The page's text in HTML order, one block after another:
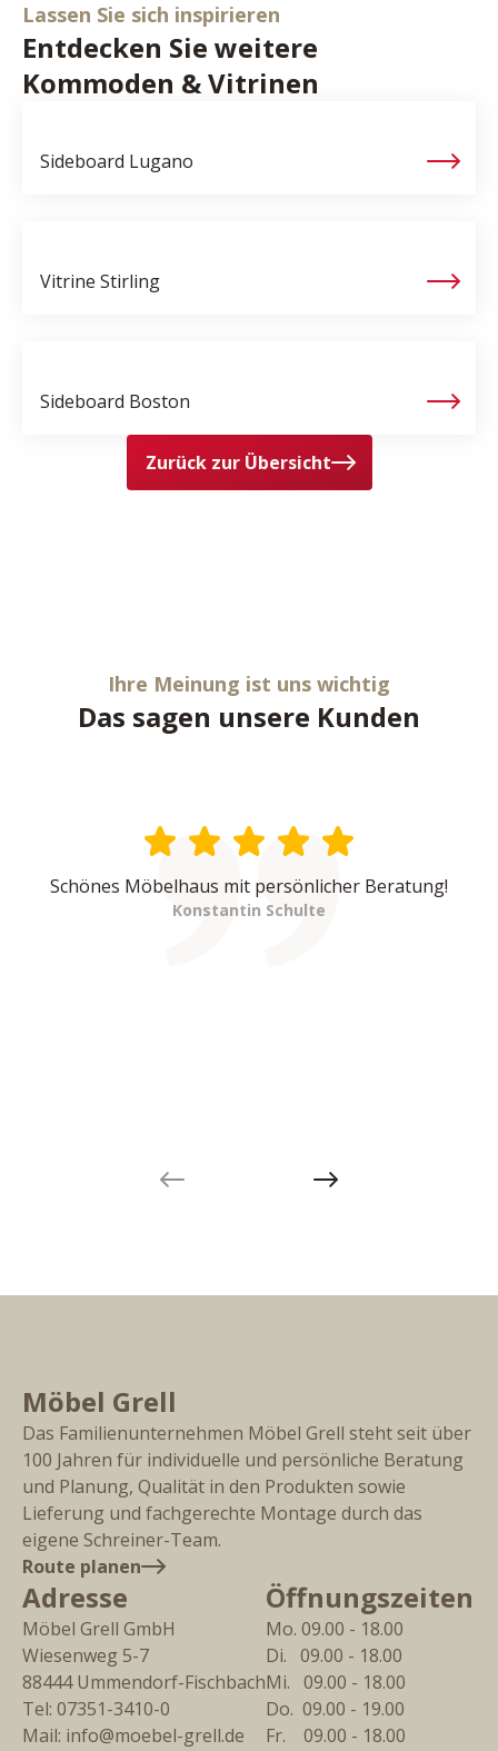
Lassen Sie sich inspirieren
Entdecken Sie weitere
Kommoden & Vitrinen
Sideboard Lugano
Vitrine Stirling
Sideboard Boston
Zurück zur Übersicht
Ihre Meinung ist uns wichtig
Das sagen unsere Kunden
Schönes Möbelhaus mit persönlicher Beratung!
Konstantin Schulte
Next slide
Möbel Grell
Das Familienunternehmen Möbel Grell steht seit über
100 Jahren für individuelle und persönliche Beratung
und Planung, Qualität in den Produkten sowie
Lieferung und fachgerechte Montage durch das
eigene Schreiner-Team.
Route planen
Adresse
Möbel Grell GmbH
Wiesenweg 5-7
88444 Ummendorf-Fischbach
Tel: 07351-3410-0
Mail: info@moebel-grell.de
Öffnungszeiten
Mo. 09.00 - 18.00
Di.   09.00 - 18.00
Mi.   09.00 - 18.00
Do.  09.00 - 19.00
Fr.    09.00 - 18.00